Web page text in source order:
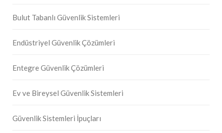
Bulut Tabanlı Güvenlik Sistemleri
Endüstriyel Güvenlik Çözümleri
Entegre Güvenlik Çözümleri
Ev ve Bireysel Güvenlik Sistemleri
Güvenlik Sistemleri İpuçları